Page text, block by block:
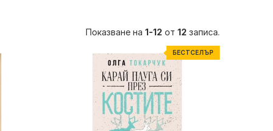
Показване на 1-12 от 12 записа.
БЕСТСЕЛЪР